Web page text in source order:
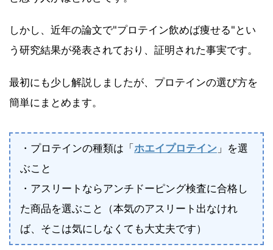
しかし、近年の論文で"プロテイン飲めば痩せる"とい
う研究結果が発表されており、証明された事実です。
最初にも少し解説しましたが、プロテインの選び方を
簡単にまとめます。
・プロテインの種類は「ホエイプロテイン 」を選
ぶこと
・アスリートならアンチドーピング検査に合格し
た商品を選ぶこと（本気のアスリート出なけれ
ば、そこは気にしなくても大丈夫です）